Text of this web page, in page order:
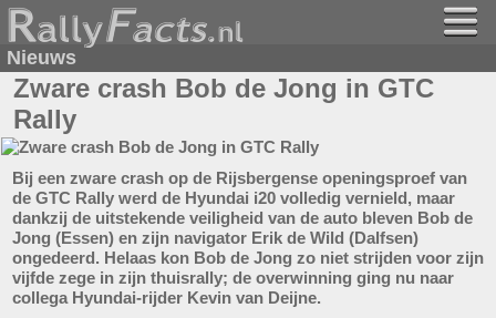
Nieuws
Zware crash Bob de Jong in GTC
Rally
Bij een zware crash op de Rijsbergense openingsproef van
de GTC Rally werd de Hyundai i20 volledig vernield, maar
dankzij de uitstekende veiligheid van de auto bleven Bob de
Jong (Essen) en zijn navigator Erik de Wild (Dalfsen)
ongedeerd. Helaas kon Bob de Jong zo niet strijden voor zijn
vijfde zege in zijn thuisrally; de overwinning ging nu naar
collega Hyundai-rijder Kevin van Deijne.